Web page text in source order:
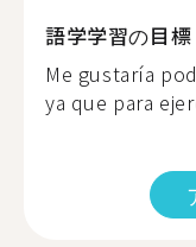
語学学習の目標
Me gustaría
ya que para